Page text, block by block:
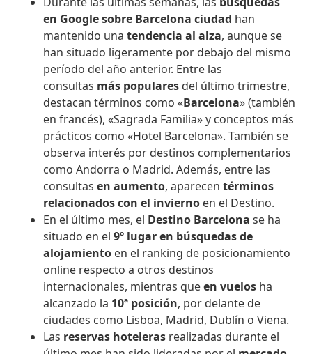
en Google sobre Barcelona ciudad han
mantenido una tendencia al alza, aunque se
han situado ligeramente por debajo del mismo
período del año anterior. Entre las
consultas más populares del último trimestre,
destacan términos como «Barcelona» (también
en francés), «Sagrada Familia» y conceptos más
prácticos como «Hotel Barcelona». También se
observa interés por destinos complementarios
como Andorra o Madrid. Además, entre las
consultas en aumento, aparecen términos
relacionados con el invierno en el Destino.
En el último mes, el Destino Barcelonase ha
situado en el9º lugar en búsquedas de
alojamiento en el ranking de posicionamiento
online respecto a otros destinos
internacionales, mientras queen vuelos ha
alcanzado la 10ª posición, por delante de
ciudades como Lisboa, Madrid, Dublín o Viena.
Las reservas hoteleras realizadas durante el